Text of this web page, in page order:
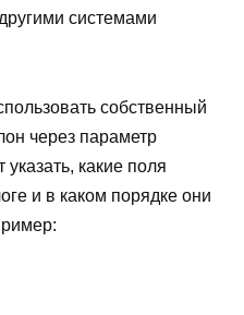
системами
собственный
через параметр
указать, какие поля
и в каком порядке они